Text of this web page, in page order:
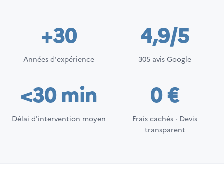
+30
Années d'expérience
4,9/5
305 avis Google
<30 min
Délai d'intervention moyen
0 €
Frais cachés · Devis
transparent